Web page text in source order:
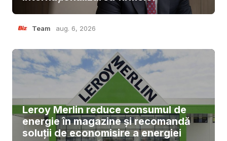
Team aug. 6, 2026
Leroy Merlin reduce consumul de
energie în magazine și recomandă
soluții de economisire a energiei